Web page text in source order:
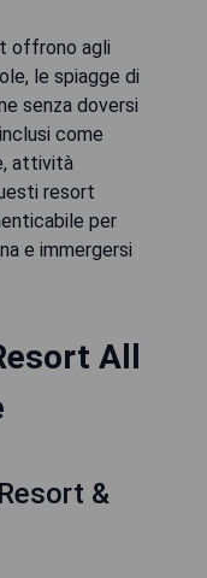
offrono agli
le spiagge di
senza doversi
come
attività
resort
per
e immergersi
All
&